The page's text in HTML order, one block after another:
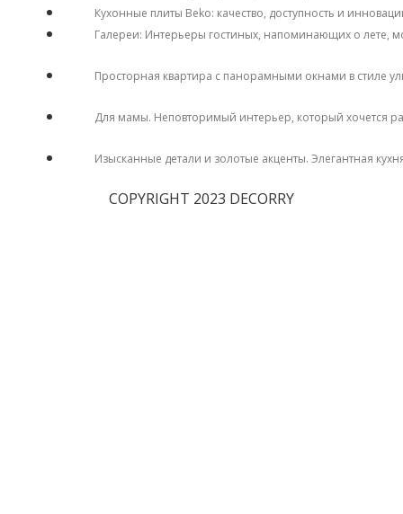
Кухонные плиты Beko: качество, доступность и
Галереи: Интерьеры гостиных, напоминающих о лете,
Просторная квартира с панорамными окнами в стиле
Для мамы. Неповторимый интерьер, который хочется
Изысканные детали и золотые акценты. Элегантная
COPYRIGHT 2023 DECORRY